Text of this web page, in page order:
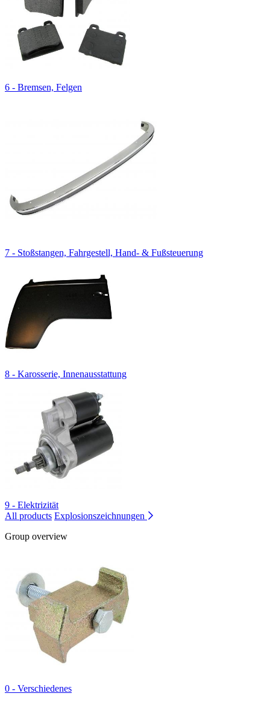
6 - Bremsen, Felgen
7 - Stoßstangen, Fahrgestell, Hand- & Fußsteuerung
8 - Karosserie, Innenausstattung
9 - Elektrizität
All products Explosionszeichnungen
Group overview
0 - Verschiedenes